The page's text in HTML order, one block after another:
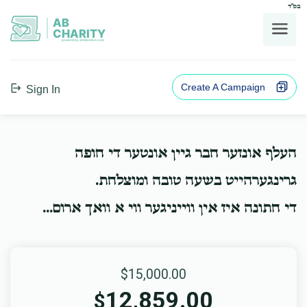
בס"ד
AB
CHARITY
powerd by ahblicklive.com
Sign In Create A Campaign
העלף אונזער חבר גיין אונטער די חופה
גרינגערהייט בשעה טובה ומוצלחת.
די חתונה איז אין ווייניגער ווי א וואך ארום...
$15,000.00
$12,859.00